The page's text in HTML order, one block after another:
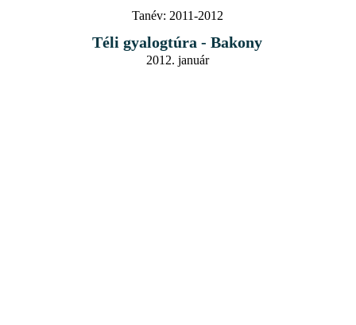
Tanév: 2011-2012
Téli gyalogtúra - Bakony
2012. január